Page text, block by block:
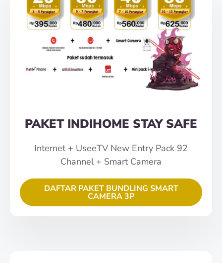
PAKET INDIHOME STAY SAFE
Internet + UseeTV New Entry Pack 92
Channel + Smart Camera
DAFTAR PAKET BUNDLING SMART
CAMERA 3P